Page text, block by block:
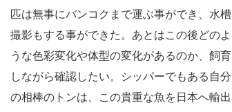
匹は無事にバンコクまで運ぶ事ができ、水槽
撮影もする事ができた。あとはこの後どのよ
うな色彩変化や体型の変化があるのか、飼育
しながら確認したい。シッパーでもある自分
の相棒のトンは、この貴重な魚を日本へ輸出